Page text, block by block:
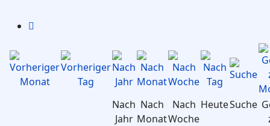
Nach
Jahr
Nach
Monat
Nach
Woche
HeuteSuche